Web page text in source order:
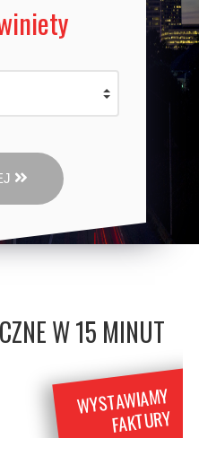
W 15 MINUT
WYSTAWIAMY
FAKTURY